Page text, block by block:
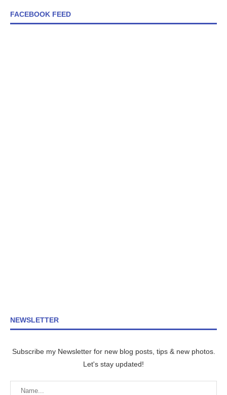
FACEBOOK FEED
NEWSLETTER
Subscribe my Newsletter for new blog posts, tips & new photos.
Let's stay updated!